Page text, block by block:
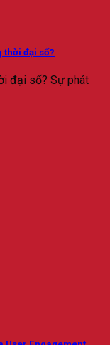
đại số?
đại số? Sự phát